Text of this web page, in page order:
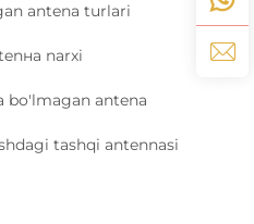
antena turlari
narxi
bo'lmagan antena
tashqi antennasi